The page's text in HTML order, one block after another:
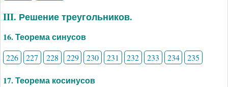
III. Решение треугольников.
16. Теорема синусов
226 227 228 229 230 231 232 233 234 235
17. Теорема косинусов